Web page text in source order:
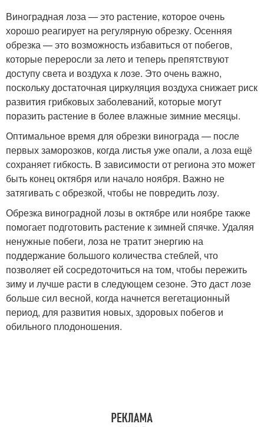
Виноградная лоза — это растение, которое очень
хорошо реагирует на регулярную обрезку. Осенняя
обрезка — это возможность избавиться от побегов,
которые переросли за лето и теперь препятствуют
доступу света и воздуха к лозе. Это очень важно,
поскольку достаточная циркуляция воздуха снижает риск
развития грибковых заболеваний, которые могут
поразить растение в более влажные зимние месяцы.
Оптимальное время для обрезки винограда — после
первых заморозков, когда листья уже опали, а лоза ещё
сохраняет гибкость. В зависимости от региона это может
быть конец октября или начало ноября. Важно не
затягивать с обрезкой, чтобы не повредить лозу.
Обрезка виноградной лозы в октябре или ноябре также
помогает подготовить растение к зимней спячке. Удаляя
ненужные побеги, лоза не тратит энергию на
поддержание большого количества стеблей, что
позволяет ей сосредоточиться на том, чтобы пережить
зиму и лучше расти в следующем сезоне. Это даст лозе
больше сил весной, когда начнется вегетационный
период, для развития новых, здоровых побегов и
обильного плодоношения.